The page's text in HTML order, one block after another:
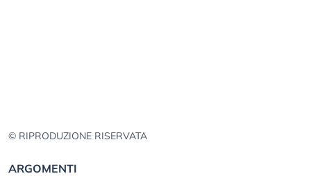
© RIPRODUZIONE RISERVATA
ARGOMENTI